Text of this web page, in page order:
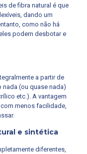
de fibra natural é que
dando um
como não há
podem desbotar e
a partir de
(ou quase nada)
etc.). A vantagem
menos facilidade,
e sintética
diferentes,